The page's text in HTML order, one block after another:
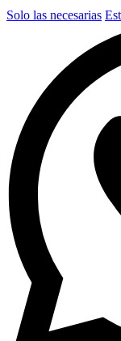
Solo las necesarias